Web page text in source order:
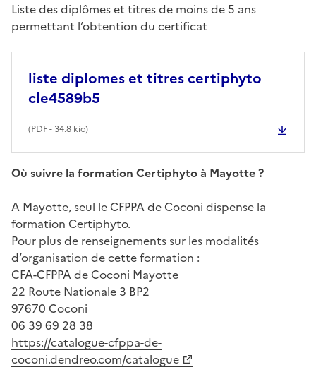
Liste des diplômes et titres de moins de 5 ans
permettant l’obtention du certificat
liste diplomes et titres certiphyto
cle4589b5
(PDF- 34.8 kio)
Où suivre la formation Certiphyto à Mayotte ?
A Mayotte, seul le CFPPA de Coconi dispense la
formation Certiphyto.
Pour plus de renseignements sur les modalités
d’organisation de cette formation :
CFA-CFPPA de Coconi Mayotte
22 Route Nationale 3 BP2
97670 Coconi
06 39 69 28 38
https://catalogue-cfppa-de-
coconi.dendreo.com/catalogue